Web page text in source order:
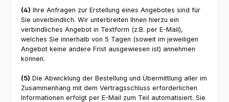
(4) Ihre Anfragen zur Erstellung eines Angebotes sind für
Sie unverbindlich. Wir unterbreiten Ihnen hierzu ein
verbindliches Angebot in Textform (z.B. per E-Mail),
welches Sie innerhalb von 5 Tagen (soweit im jeweiligen
Angebot keine andere Frist ausgewiesen ist) annehmen
können.
(5) Die Abwicklung der Bestellung und Übermittlung aller im
Zusammenhang mit dem Vertragsschluss erforderlichen
Informationen erfolgt per E-Mail zum Teil automatisiert. Sie